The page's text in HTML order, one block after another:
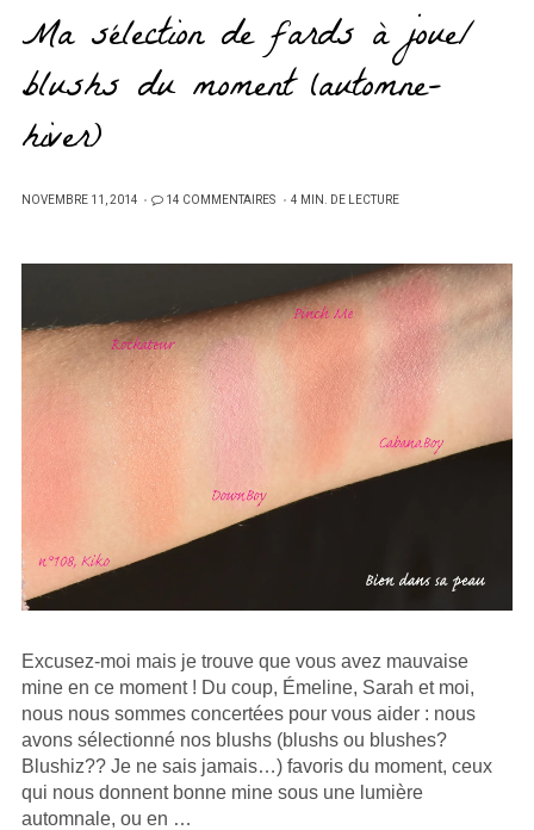
Ma sélection de fards à joue/
blushs du moment (automne-
hiver)
PUBLIÉ
NOVEMBRE 11, 2014 14 COMMENTAIRES 4 MIN. DE LECTURE
Excusez-moi mais je trouve que vous avez mauvaise
mine en ce moment ! Du coup, Émeline, Sarah et moi,
nous nous sommes concertées pour vous aider : nous
avons sélectionné nos blushs (blushs ou blushes?
Blushiz?? Je ne sais jamais…) favoris du moment, ceux
qui nous donnent bonne mine sous une lumière
automnale, ou en …